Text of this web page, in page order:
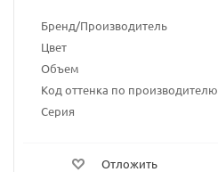
Бренд/Производитель
Цвет
Объем
Код оттенка по производителю
Серия
Отложить